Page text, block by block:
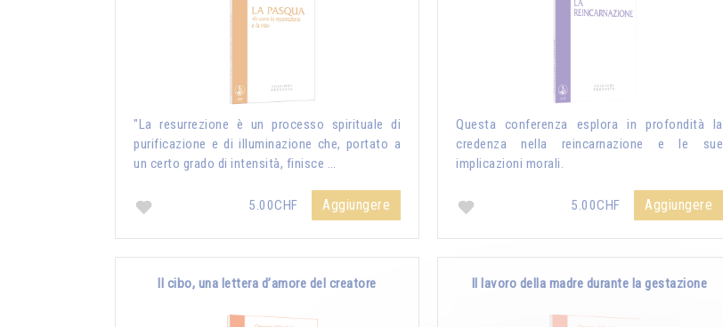
"La resurrezione è un processo spirituale di
purificazione e di illuminazione che, portato a
un certo grado di intensità, finisce …
5.00CHF Aggiungere
Questa conferenza esplora in profondità la
credenza nella reincarnazione e le sue
implicazioni morali.
5.00CHF Aggiungere
Il cibo, una lettera d’amore del creatore Il lavoro della madre durante la gestazione